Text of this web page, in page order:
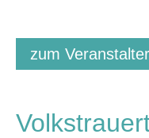
zum Veranstalter